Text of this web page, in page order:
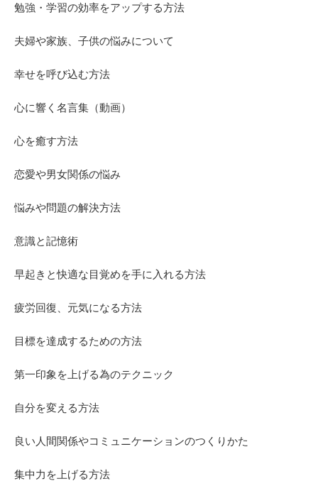
勉強・学習の効率をアップする方法
夫婦や家族、子供の悩みについて
幸せを呼び込む方法
心に響く名言集（動画）
心を癒す方法
恋愛や男女関係の悩み
悩みや問題の解決方法
意識と記憶術
早起きと快適な目覚めを手に入れる方法
疲労回復、元気になる方法
目標を達成するための方法
第一印象を上げる為のテクニック
自分を変える方法
良い人間関係やコミュニケーションのつくりかた
集中力を上げる方法